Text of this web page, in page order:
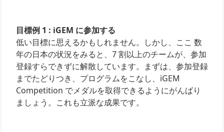
目標例 1 : iGEM に参加する
低い目標に思えるかもしれません。しかし、ここ 数
年の日本の状況をみると、7 割以上のチームが、参加
登録すらできずに解散しています。まずは、参加登録
までたどりつき、プログラムをこなし、iGEM
Competition でメダルを取得できるようにがんばり
ましょう。これも立派な成果です。